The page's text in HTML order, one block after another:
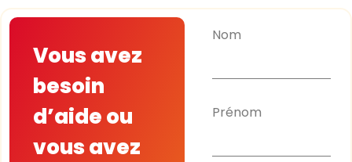
Vous avez
besoin
d’aide ou
vous avez
Nom
Prénom